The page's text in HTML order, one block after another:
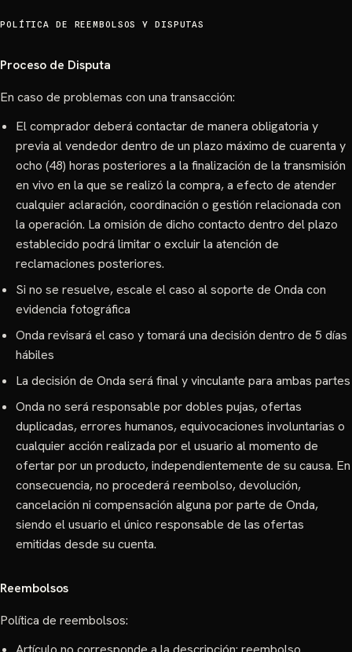
POLÍTICA DE REEMBOLSOS Y DISPUTAS
Proceso de Disputa
En caso de problemas con una transacción:
El comprador deberá contactar de manera obligatoria y
previa al vendedor dentro de un plazo máximo de cuarenta y
ocho (48) horas posteriores a la finalización de la transmisión
en vivo en la que se realizó la compra, a efecto de atender
cualquier aclaración, coordinación o gestión relacionada con
la operación. La omisión de dicho contacto dentro del plazo
establecido podrá limitar o excluir la atención de
reclamaciones posteriores.
Si no se resuelve, escale el caso al soporte de Onda con
evidencia fotográfica
Onda revisará el caso y tomará una decisión dentro de 5 días
hábiles
La decisión de Onda será final y vinculante para ambas partes
Onda no será responsable por dobles pujas, ofertas
duplicadas, errores humanos, equivocaciones involuntarias o
cualquier acción realizada por el usuario al momento de
ofertar por un producto, independientemente de su causa. En
consecuencia, no procederá reembolso, devolución,
cancelación ni compensación alguna por parte de Onda,
siendo el usuario el único responsable de las ofertas
emitidas desde su cuenta.
Reembolsos
Política de reembolsos: